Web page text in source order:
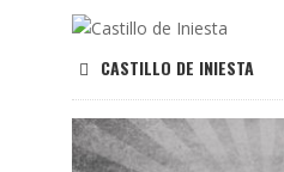
CASTILLO DE INIESTA